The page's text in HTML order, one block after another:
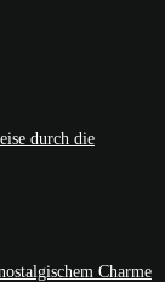
durch die
Charme